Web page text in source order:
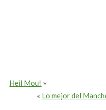
Heil Mou! »
« Lo mejor del